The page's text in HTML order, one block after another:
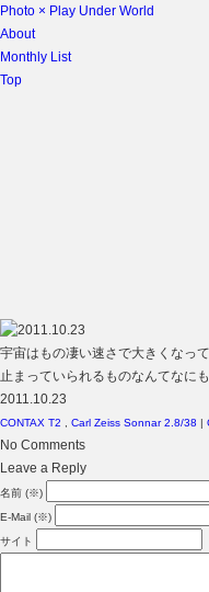
Photo × Play Under World
About
Monthly List
Top
宇宙はもの凄い速さで大きくなっ
止まっていられるものなんてなに
2011.10.23
CONTAX T2 Carl Zeiss Sonnar 2.8/38 |
No Comments
Leave a Reply
名前 (※)
E-Mail (※)
サイト